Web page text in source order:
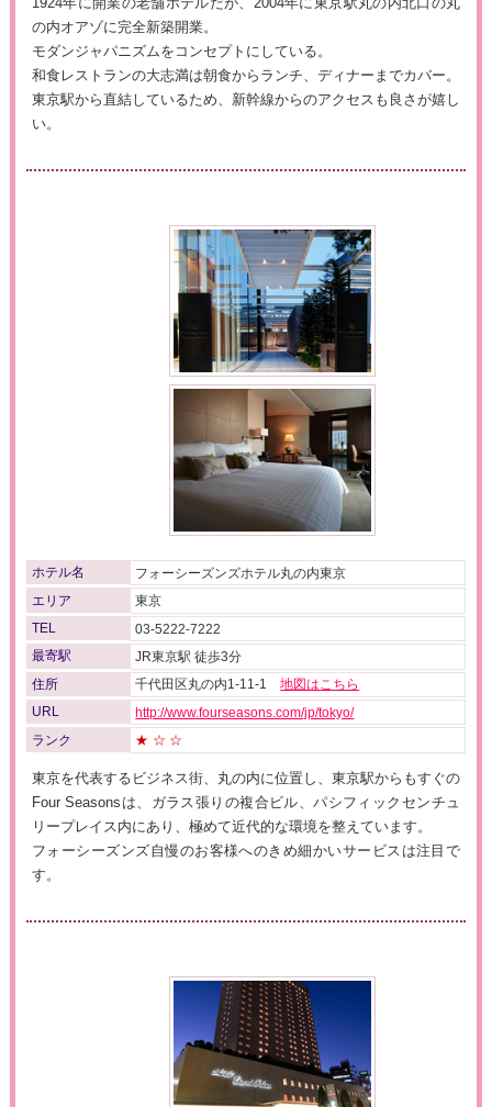
の内オアゾに完全新築開業。
モダンジャパニズムをコンセプトにしている。
和食レストランの大志満は朝食からランチ、ディナーまでカバー。
東京駅から直結しているため、新幹線からのアクセスも良さが嬉し
い。
ホテル名
フォーシーズンズホテル丸の内東京
エリア
東京
TEL
03-5222-7222
最寄駅
JR東京駅 徒歩3分
住所
千代田区丸の内1-11-1地図はこちら
URL
http://www.fourseasons.com/jp/tokyo/
ランク
★☆☆
東京を代表するビジネス街、丸の内に位置し、東京駅からもすぐの
Four Seasonsは、ガラス張りの複合ビル、パシフィックセンチュ
リープレイス内にあり、極めて近代的な環境を整えています。
フォーシーズンズ自慢のお客様へのきめ細かいサービスは注目で
す。